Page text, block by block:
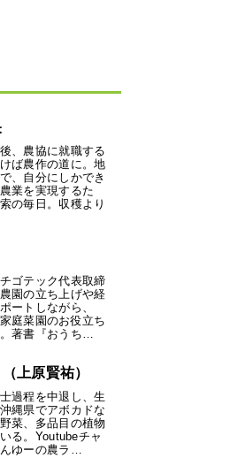
、農協に就職する
ば農作の道に。地
、自分にしかでき
業を実現するた
の毎日。収穫より
ゴテック代表取締
園の立ち上げや経
ートしながら、
庭菜園のお役立ち
著書『おうち…
上原賢祐）
過程を中退し、生
縄県でアボカドな
菜、多品目の植物
る。Youtubeチャ
ゆーの農ラ…